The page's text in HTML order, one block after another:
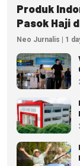
Produk
Pasok Haji
Neo Jurnalis | 1